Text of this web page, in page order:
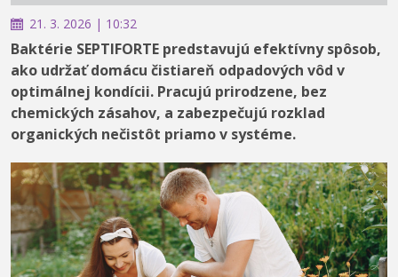
21. 3. 2026 | 10:32
Baktérie SEPTIFORTE predstavujú efektívny spôsob,
ako udržať domácu čistiareň odpadových vôd v
optimálnej kondícii. Pracujú prirodzene, bez
chemických zásahov, a zabezpečujú rozklad
organických nečistôt priamo v systéme.